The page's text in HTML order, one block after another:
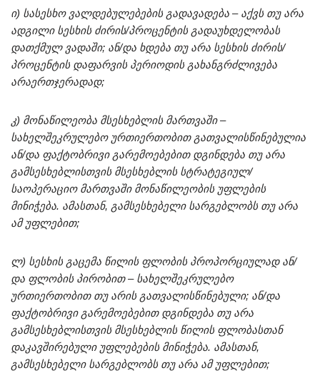
ი) სასესხო ვალდებულებების გადავადება – აქვს თუ არა
ადგილი სესხის ძირის/პროცენტის გადაუხდელობას
დათქმულ ვადაში; ან/და ხდება თუ არა სესხის ძირის/
პროცენტის დაფარვის პერიოდის გახანგრძლივება
არაერთჯერადად;
კ) მონაწილეობა მსესხებლის მართვაში –
სახელშეკრულებო ურთიერთობით გათვალისწინებულია
ან/და ფაქტობრივი გარემოებებით დგინდება თუ არა
გამსესხებლისთვის მსესხებლის სტრატეგიულ/
საოპერაციო მართვაში მონაწილეობის უფლების
მინიჭება. ამასთან, გამსესხებელი სარგებლობს თუ არა
ამ უფლებით;
ლ) სესხის გაცემა წილის ფლობის პროპორციულად ან/
და ფლობის პირობით – სახელშეკრულებო
ურთიერთობით თუ არის გათვალისწინებული; ან/და
ფაქტობრივი გარემოებებით დგინდება თუ არა
გამსესხებლისთვის მსესხებლის წილის ფლობასთან
დაკავშირებული უფლებების მინიჭება. ამასთან,
გამსესხებელი სარგებლობს თუ არა ამ უფლებით;